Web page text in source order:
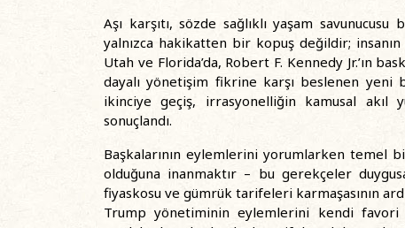
Aşı karşıtı, sözde sağlıklı yaşam
yalnızca hakikatten bir kopuş değildir;
Utah ve Florida’da, Robert F. Kennedy Jr.’ın
dayalı yönetişim fikrine karşı beslenen yeni
ikinciye geçiş, irrasyonelliğin kamusal akıl
sonuçlandı.
Başkalarının eylemlerini yorumlarken temel
olduğuna inanmaktır – bu gerekçeler
fiyaskosu ve gümrük tarifeleri karmaşasının
Trump yönetiminin eylemlerini kendi favori